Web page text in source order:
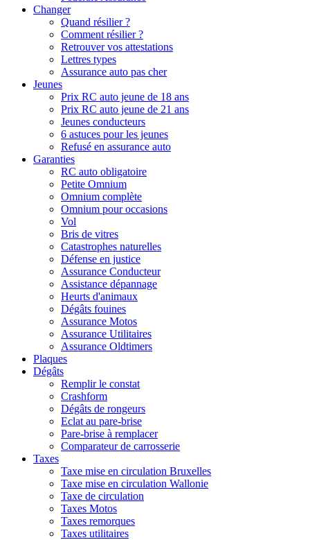
Changer
Quand résilier ?
Comment résilier ?
Retrouver vos attestations
Lettres types
Assurance auto pas cher
Jeunes
Prix RC auto jeune de 18 ans
Prix RC auto jeune de 21 ans
Jeunes conducteurs
6 astuces pour les jeunes
Refusé en assurance auto
Garanties
RC auto obligatoire
Petite Omnium
Omnium complète
Omnium pour occasions
Vol
Bris de vitres
Catastrophes naturelles
Défense en justice
Assurance Conducteur
Assistance dépannage
Heurts d'animaux
Dégâts fouines
Assurance Motos
Assurance Utilitaires
Assurance Oldtimers
Plaques
Dégâts
Remplir le constat
Crashform
Dégâts de rongeurs
Eclat au pare-brise
Pare-brise à remplacer
Comparateur de carrosserie
Taxes
Taxe mise en circulation Bruxelles
Taxe mise en circulation Wallonie
Taxe de circulation
Taxes Motos
Taxes remorques
Taxes utilitaires